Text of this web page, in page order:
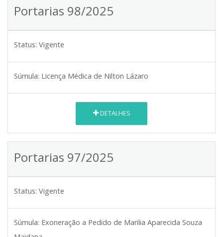
Portarias 98/2025
Status: Vigente
Súmula: Licença Médica de Nilton Lázaro
DETALHES
Portarias 97/2025
Status: Vigente
Súmula: Exoneração a Pedido de Marilia Aparecida Souza